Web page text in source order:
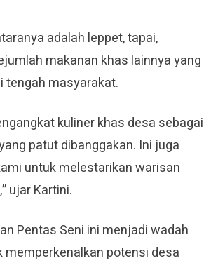
adalah leppet, tapai,
makanan khas lainnya yang
tengah masyarakat.
kuliner khas desa sebagai
patut dibanggakan. Ini juga
untuk melestarikan warisan
ujar Kartini.
Pentas Seni ini menjadi wadah
potensi desa